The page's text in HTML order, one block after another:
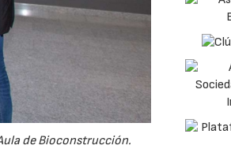
de Bioconstrucción.